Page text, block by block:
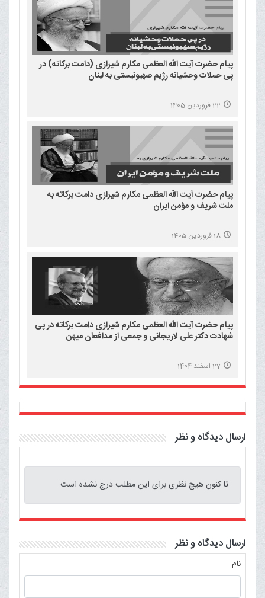
پیام حضرت آیت الله العظمی مکارم شیرازی (دامت برکاته) در
پی حملات وحشیانه رژیم صهیونیستی به لبنان
22 فروردین 1405
پیام حضرت آیت الله العظمی مکارم شیرازی دامت برکاته به
ملت شریف و مؤمن ایران
18 فروردین 1405
پیام حضرت آیت الله العظمی مکارم شیرازی دامت برکاته در پی
شهادت دکتر علی لاریجانی و جمعی از مدافعان میهن
27 اسفند 1404
ارسال دیدگاه و نظر
تا کنون هیچ نظری برای این مطلب درج نشده است.
ارسال دیدگاه و نظر
نام